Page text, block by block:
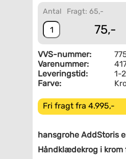
Antal Fragt: 65,-
75,-
VVS-nummer:
Varenummer:
Leveringstid:
1-
Farve:
Fri fragt fra 4.995,-
hansgrohe AddStoris
Håndklædekrog i krom